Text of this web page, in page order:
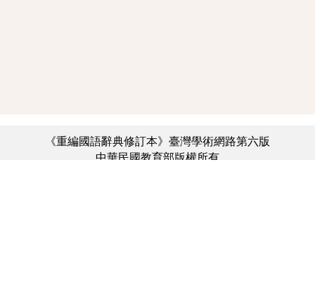
《重編國語辭典修訂本》臺灣學術網路第六版
中華民國教育部版權所有